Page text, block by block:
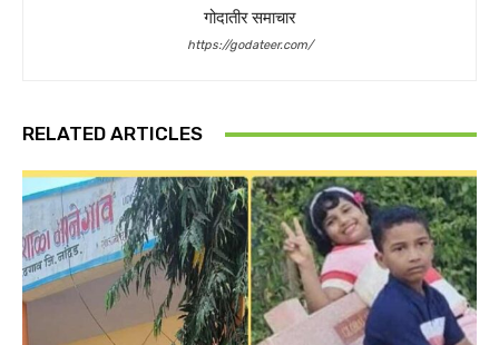
गोदातीर समाचार
https://godateer.com/
RELATED ARTICLES